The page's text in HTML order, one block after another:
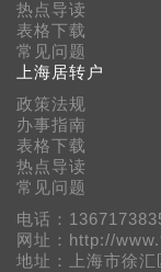
热点导读
表格下载
常见问题
上海居转户
政策法规
办事指南
表格下载
热点导读
常见问题
电话：
网址：http://
地址：上海市徐汇